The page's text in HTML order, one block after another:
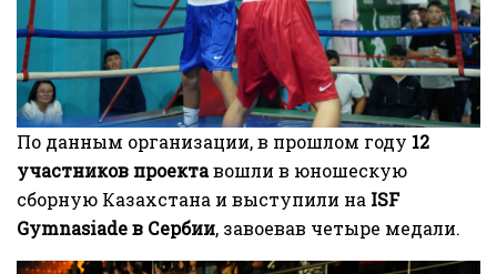
По данным организации, в прошлом году 12
участников проектавошли в юношескую
сборную Казахстана и выступили на ISF
Gymnasiade в Сербии, завоевав четыре медали.